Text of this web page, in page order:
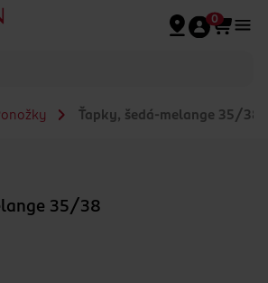
0
Ťapky, šedá-melange 35/38
35/38